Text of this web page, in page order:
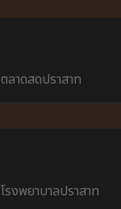
ตลาดสดปราสาท
โรงพยาบาลปราสาท